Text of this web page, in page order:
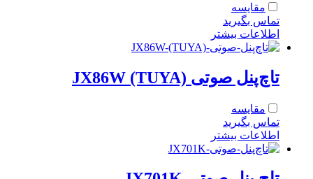
مقایسه
تماس بگیرید
اطلاعات بیشتر
تاچ‌پنل صوتی JX86W (TUYA)
مقایسه
تماس بگیرید
اطلاعات بیشتر